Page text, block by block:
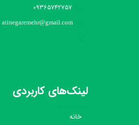
09365742757
atinegaremehr@gmail.com
لینک‌های کاربردی
خانه